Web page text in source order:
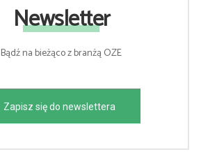
Newsletter
Bądź na bieżąco z branżą OZE
Zapisz się do newslettera